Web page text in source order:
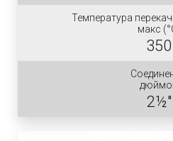
Температура
макс
350
2½"